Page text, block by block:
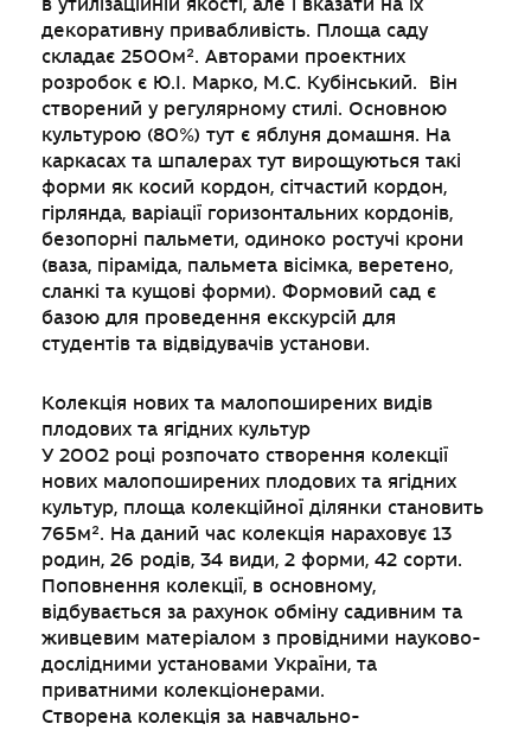
в утилізаційній якості, але і вказати на їх
декоративну привабливість. Площа саду
складає 2500м². Авторами проектних
розробок є Ю.І. Марко, М.С. Кубінський. Він
створений у регулярному стилі. Основною
культурою (80%) тут є яблуня домашня. На
каркасах та шпалерах тут вирощуються такі
форми як косий кордон, сітчастий кордон,
гірлянда, варіації горизонтальних кордонів,
безопорні пальмети, одиноко ростучі крони
(ваза, піраміда, пальмета вісімка, веретено,
сланкі та кущові форми). Формовий сад є
базою для проведення екскурсій для
студентів та відвідувачів установи.
Колекція нових та малопоширених видів
плодових та ягідних культур
У 2002 році рoзпочато створення колекції
нових малопоширених плодових та ягідних
культур, площа колекційної ділянки становить
765м². На даний час колекція нараховує 13
родин, 26 родів, 34 види, 2 форми, 42 сорти.
Поповнення колекції, в основному,
відбувається за рахунок обміну садивним та
живцевим матеріалом з провідними науково-
дослідними установами України, та
приватними колекціонерами.
Створена колекція за навчально-